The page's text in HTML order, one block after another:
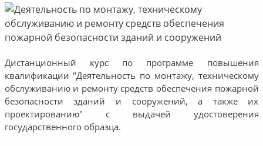
Дистанционный курс по программе повышения
квалификации "Деятельность по монтажу, техническому
обслуживанию и ремонту средств обеспечения пожарной
безопасности зданий и сооружений, а также их
проектированию" с выдачей удостоверения
государственного образца.